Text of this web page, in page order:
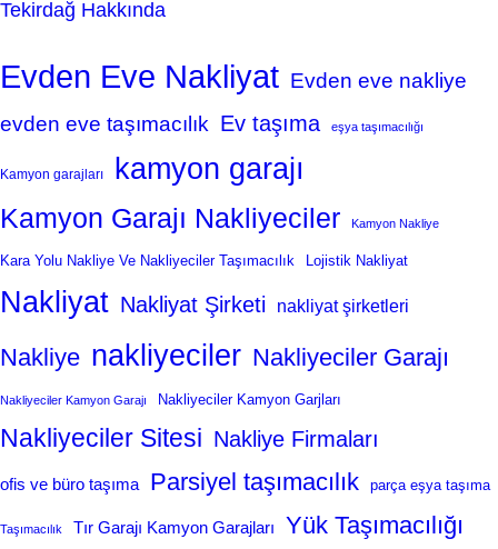
Tekirdağ Hakkında
Evden Eve Nakliyat Evden eve nakliye
evden eve taşımacılık Ev taşıma eşya taşımacılığı
Kamyon garajları kamyon garajı
Kamyon Garajı Nakliyeciler Kamyon Nakliye
Kara Yolu Nakliye Ve Nakliyeciler Taşımacılık Lojistik Nakliyat
Nakliyat Nakliyat Şirketi nakliyat şirketleri
Nakliye nakliyeciler Nakliyeciler Garajı
Nakliyeciler Kamyon Garajı Nakliyeciler Kamyon Garjları
Nakliyeciler Sitesi Nakliye Firmaları
ofis ve büro taşıma Parsiyel taşımacılık parça eşya taşıma
Taşımacılık Tır Garajı Kamyon Garajları Yük Taşımacılığı